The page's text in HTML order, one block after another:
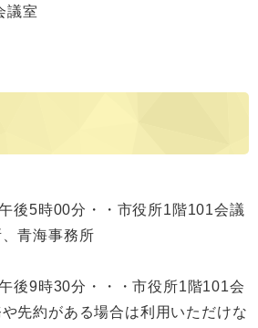
議室
後5時00分・・市役所1階101会議
青海事務所
後9時30分・・・市役所1階101会
先約がある場合は利用いただけな